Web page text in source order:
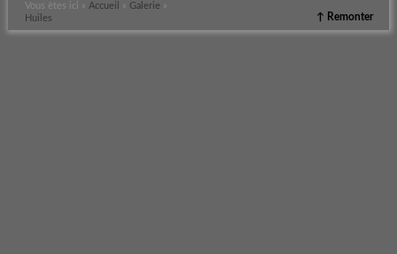
Vous êtes ici » Accueil » Galerie »
Huiles
↑ Remonter